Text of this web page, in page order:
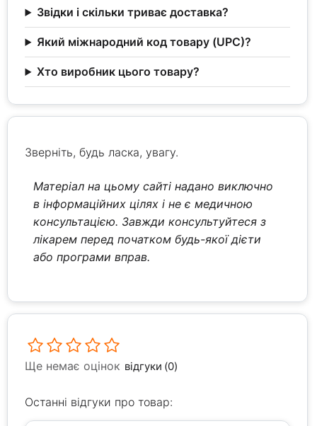
Звідки і скільки триває доставка?
Який міжнародний код товару (UPC)?
Хто виробник цього товару?
Зверніть, будь ласка, увагу.
Матеріал на цьому сайті надано виключно
в інформаційних цілях і не є медичною
консультацією. Завжди консультуйтеся з
лікарем перед початком будь-якої дієти
або програми вправ.
Ще немає оцінок відгуки (0)
Останні відгуки про товар: